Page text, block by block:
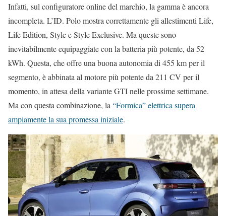
Infatti, sul configuratore online del marchio, la gamma è ancora
incompleta. L’ID. Polo mostra correttamente gli allestimenti Life,
Life Edition, Style e Style Exclusive. Ma queste sono
inevitabilmente equipaggiate con la batteria più potente, da 52
kWh. Questa, che offre una buona autonomia di 455 km per il
segmento, è abbinata al motore più potente da 211 CV per il
momento, in attesa della variante GTI nelle prossime settimane.
Ma con questa combinazione, la “Formica” elettrica supera
ampiamente la sua promessa iniziale.